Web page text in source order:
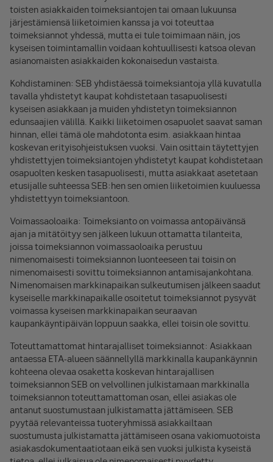
toisten asiakkaiden toimeksiantojen tai omaan lukuunsa
järjestämiensä liiketoimien kanssa ja voi toteuttaa
toimeksiannot yhdessä, mutta ei tule toimimaan näin, jos
kyseisen toimintamallin voidaan kohtuullisesti katsoa olevan
asianomaisten asiakkaiden kokonaisedun vastaista.
Kohdistaminen: SEB yhdistäessä toimeksiantoja yllä kuvatulla
tavalla yhdistetyt kaupat kohdistetaan tasapuolisesti
kyseisen asiakkaan ja muiden yhdistetyn toimeksiannon
edunsaajien välillä. Kaikki liiketoimen osapuolet saavat saman
hinnan, ellei tämä ole mahdotonta esim. asiakkaan hintaa
koskevan erityisohjeistuksen vuoksi. Vain osittain täytettyjen
yhdistettyjen toimeksiantojen yhdistetyt kaupat kohdistetaan
osapuolten kesken tasapuolisesti, mutta asiakkaat asetetaan
etusijalle suhteessa SEB:hen sen omien liiketoimien kuuluessa
yhdistettyyn toimeksiantoon.
Voimassaoloaika: Toimeksianto on voimassa antopäivänsä
ajan ja mitätöityy sen jälkeen lukuun ottamatta tilanteita,
joissa toimeksiannon voimassaoloaika perustuu
nimenomaisesti toimeksiannon luonteeseen tai toisin on
nimenomaisesti sovittu toimeksiannon antamisajankohtana.
Nimenomaisen markkinapaikan sulkeutumisen jälkeen saadut
kyseiselle markkinapaikalle osoitetut toimeksiannot pysyvät
voimassa kyseisen markkinapaikan seuraavan
kaupankäyntipäivän loppuun saakka, ellei toisin ole sovittu.
Toteuttamattomat hintarajalliset toimeksiannot: Asiakkaan
antaessa ETA-alueen säännellyllä markkinalla kaupankäynnin
kohteena olevaa osaketta koskevan hintarajallisen
toimeksiannon SEB on velvollinen julkistamaan markkinalla
toimeksiannon toteuttamattoman osan, ellei asiakas ole
antanut suostumustaan julkistamatta jättämiseen. SEB
pyytää relevanteissa tuoteryhmissä asiakkailtaan
suostumusta julkistamatta jättämiseen osana vakiomuotoista
asiakasdokumentaatiotaan eikä sen vuoksi julkista kyseistä